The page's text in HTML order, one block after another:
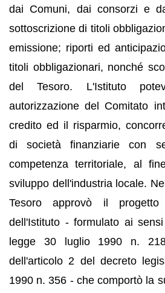
dai Comuni, dai consorzi e
sottoscrizione di titoli
emissione; riporti ed
titoli obbligazionari, nonché
del Tesoro. L'Istituto
autorizzazione del Comitato
credito ed il risparmio,
di società finanziarie con
competenza territoriale, al
sviluppo dell'industria locale.
Tesoro approvò il progetto
dell'Istituto - formulato ai
legge 30 luglio 1990 n.
dell'articolo 2 del decreto
1990 n. 356 - che comportò la